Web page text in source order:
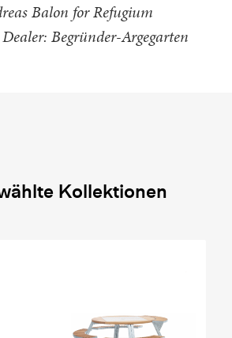
Balon for Refugium
Begründer-Argegarten
Kollektionen